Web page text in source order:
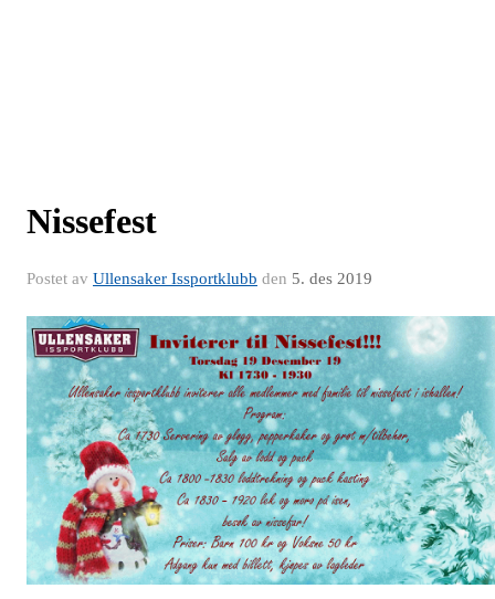
Nissefest
Postet av Ullensaker Issportklubb den 5. des 2019